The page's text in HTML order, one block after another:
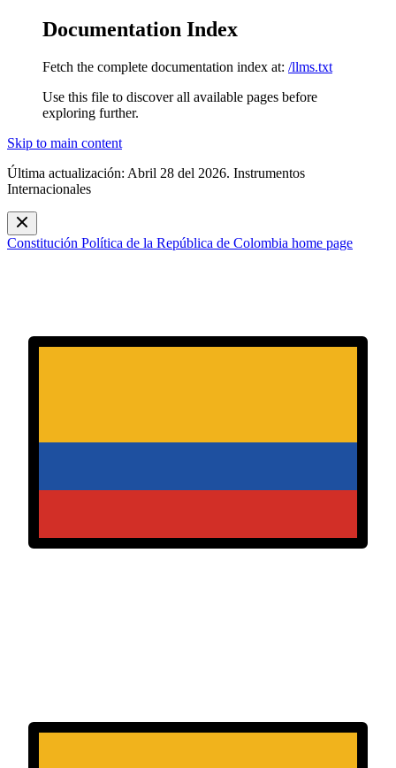
Documentation Index
Fetch the complete documentation index at: /llms.txt
Use this file to discover all available pages before
exploring further.
Skip to main content
Última actualización: Abril 28 del 2026. Instrumentos
Internacionales
Constitución Política de la República de Colombia home page